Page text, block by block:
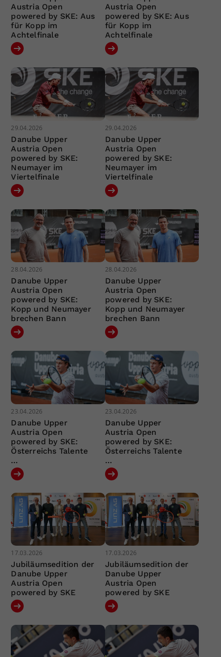
Austria Open
powered by SKE: Aus
für Kopp im
Achtelfinale
Austria Open
powered by SKE: Aus
für Kopp im
Achtelfinale
29.04.2026
Danube Upper
Austria Open
powered by SKE:
Neumayer im
Viertelfinale
29.04.2026
Danube Upper
Austria Open
powered by SKE:
Neumayer im
Viertelfinale
28.04.2026
Danube Upper
Austria Open
powered by SKE:
Kopp und Neumayer
brechen Bann
28.04.2026
Danube Upper
Austria Open
powered by SKE:
Kopp und Neumayer
brechen Bann
23.04.2026
Danube Upper
Austria Open
powered by SKE:
Österreichs Talente
…
23.04.2026
Danube Upper
Austria Open
powered by SKE:
Österreichs Talente
…
17.03.2026
Jubiläumsedition der
Danube Upper
Austria Open
powered by SKE
17.03.2026
Jubiläumsedition der
Danube Upper
Austria Open
powered by SKE